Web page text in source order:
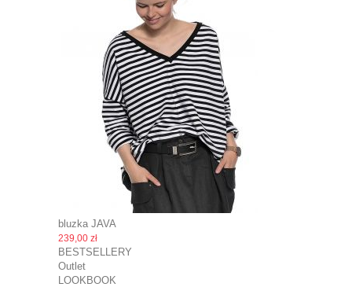
bluzka JAVA
239,00 zł
BESTSELLERY
Outlet
LOOKBOOK